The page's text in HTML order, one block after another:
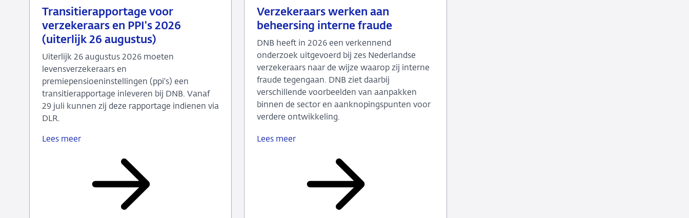
Transitierapportage voor
verzekeraars en PPI's 2026
(uiterlijk 26 augustus)
29
2026
Nieuwsbericht
toezicht
Uiterlijk 26 augustus 2026 moeten
levensverzekeraars en
premiepensioeninstellingen (ppi's) een
transitierapportage inleveren bij DNB. Vanaf
29 juli kunnen zij deze rapportage indienen via
DLR.
Lees meerTransitierapportage
verzekeraars
PPI's
Verzekeraars werken aan
beheersing interne fraude
24
juli
Nieuwsbericht
toezicht
DNB heeft in 2026 een verkennend
onderzoek uitgevoerd bij zes Nederlandse
verzekeraars naar de wijze waarop zij interne
fraude tegengaan. DNB ziet daarbij
verschillende voorbeelden van aanpakken
binnen de sector en aanknopingspunten voor
verdere ontwikkeling.
Lees meer
interne